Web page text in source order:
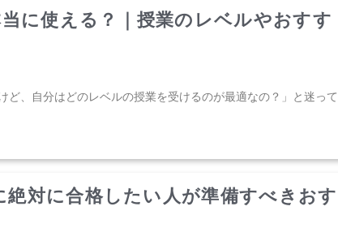
に使える？｜授業のレベルやおすす
ど、自分はどのレベルの授業を受けるのが最適なの？」と迷って
絶対に合格したい人が準備すべきおす